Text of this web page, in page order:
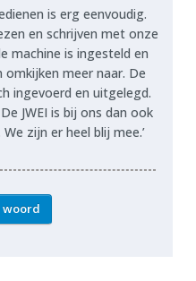
is erg eenvoudig.
en schrijven met onze
machine is ingesteld en
omkijken meer naar. De
ingevoerd en uitgelegd.
JWEI is bij ons dan ook
zijn er heel blij mee.’
woord